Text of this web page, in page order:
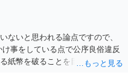
いて記載されており、卒業式時
して間違いないので、卒業証書
在学中に何らかの問題を起こし
ことなので、厳密に言えば卒業
思います。
ないと思われる論点ですので、
事をしている点で公序良俗違反
紙幣を破ることを目的とするこ